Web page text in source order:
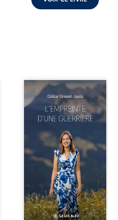
Que reste-t-il de
l’enfance lorsque
la maladie impose
ses propres règles
? L’empreinte
d’une guerrière
livre, sans détour,
le récit d’un
quotidien
bouleversé par la
maladie
chronique,
l’errance médicale
et de longues
hospitalisations.
L’auteure y